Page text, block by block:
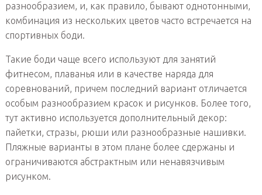
разнообразием, и, как правило, бывают однотонными,
комбинация из нескольких цветов часто встречается на
спортивных боди.
Такие боди чаще всего используют для занятий
фитнесом, плаванья или в качестве наряда для
соревнований, причем последний вариант отличается
особым разнообразием красок и рисунков. Более того,
тут активно используется дополнительный декор:
пайетки, стразы, рюши или разнообразные нашивки.
Пляжные варианты в этом плане более сдержаны и
ограничиваются абстрактным или ненавязчивым
рисунком.